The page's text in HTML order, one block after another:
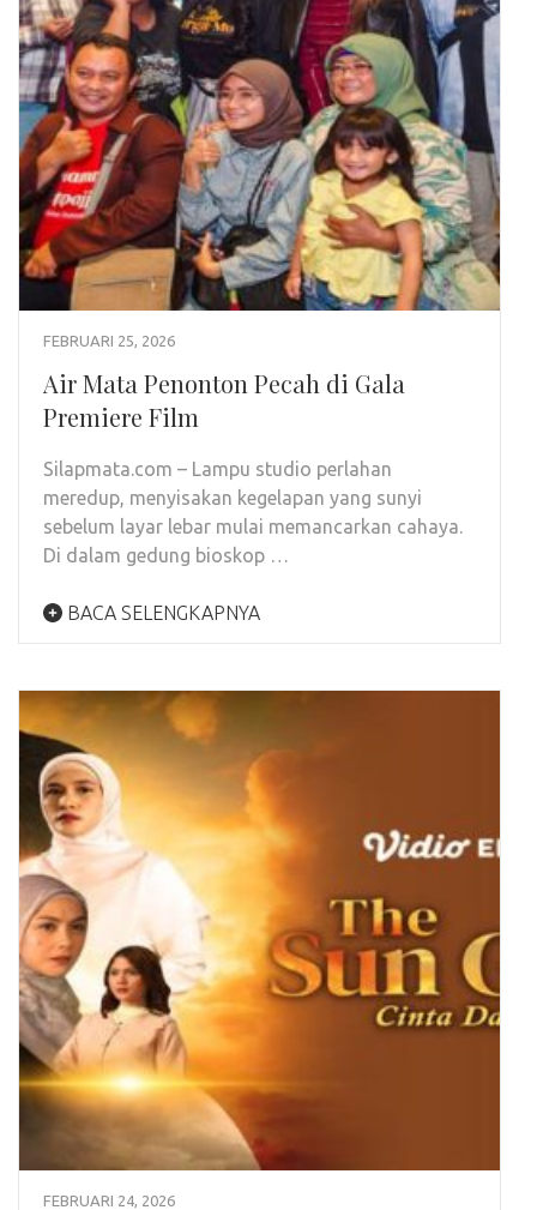
FEBRUARI 25, 2026
Air Mata Penonton Pecah di Gala
Premiere Film
Silapmata.com – Lampu studio perlahan
meredup, menyisakan kegelapan yang sunyi
sebelum layar lebar mulai memancarkan cahaya.
Di dalam gedung bioskop …
BACA SELENGKAPNYA
FEBRUARI 24, 2026